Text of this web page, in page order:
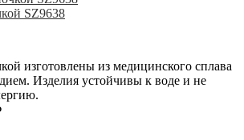
SZ9638
изготовлены из медицинского сплава
Изделия устойчивы к воде и не